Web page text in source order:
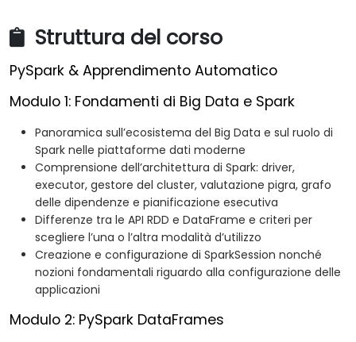
Struttura del corso
PySpark & Apprendimento Automatico
Modulo 1: Fondamenti di Big Data e Spark
Panoramica sull’ecosistema del Big Data e sul ruolo di
Spark nelle piattaforme dati moderne
Comprensione dell’architettura di Spark: driver,
executor, gestore del cluster, valutazione pigra, grafo
delle dipendenze e pianificazione esecutiva
Differenze tra le API RDD e DataFrame e criteri per
scegliere l’una o l’altra modalità d’utilizzo
Creazione e configurazione di SparkSession nonché
nozioni fondamentali riguardo alla configurazione delle
applicazioni
Modulo 2: PySpark DataFrames